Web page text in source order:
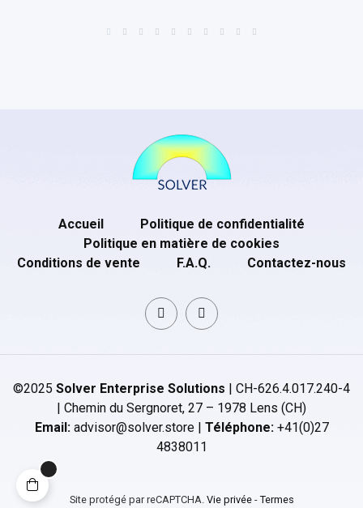
Accueil
Politique de confidentialité
Politique en matière de cookies
Conditions de vente
F.A.Q. Contactez-nous
©2025 Solver Enterprise Solutions | CH-626.4.017.240-4
| Chemin du Sergnoret, 27 – 1978 Lens (CH)
Email:advisor@solver.store | Téléphone:+41(0)27
4838011
Site protégé par reCAPTCHA. Vie privée- Termes